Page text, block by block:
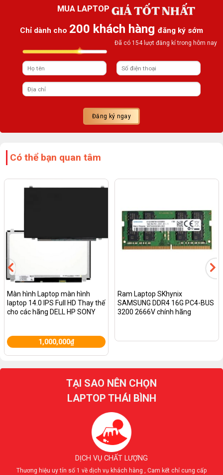
MUA LAPTOP GIÁ TỐT NHẤT
Chỉ dành cho 200 khách hàng đăng ký sớm
Đã có 154 lượt đăng kí trong hôm nay
Có thể bạn quan tâm
Màn hình Laptop màn hình
laptop 14.0 IPS Full HD Thay thế
cho các hãng DELL HP SONY
1,000,000₫
Ram Laptop SKhynix
SAMSUNG DDR4 16G PC4-BUS
3200 2666V chính hãng
TẠI SAO NÊN CHỌN
LAPTOP THÁI BÌNH
DỊCH VỤ CHẤT LƯỢNG
Thương hiệu uy tín số 1 về dịch vụ khách hàng , Cam kết chỉ cung cấp